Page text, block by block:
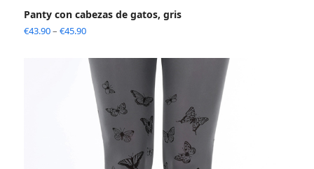
Panty con cabezas de gatos, gris
€43.90– €45.90